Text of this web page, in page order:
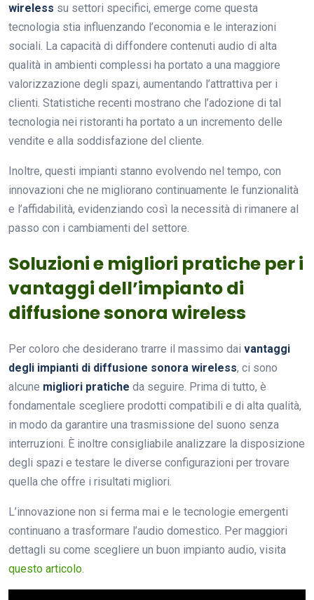
wireless su settori specifici, emerge come questa
tecnologia stia influenzando l’economia e le interazioni
sociali. La capacità di diffondere contenuti audio di alta
qualità in ambienti complessi ha portato a una maggiore
valorizzazione degli spazi, aumentando l’attrattiva per i
clienti. Statistiche recenti mostrano che l’adozione di tal
tecnologia nei ristoranti ha portato a un incremento delle
vendite e alla soddisfazione del cliente.
Inoltre, questi impianti stanno evolvendo nel tempo, con
innovazioni che ne migliorano continuamente le funzionalità
e l’affidabilità, evidenziando così la necessità di rimanere al
passo con i cambiamenti del settore.
Soluzioni e migliori pratiche per i
vantaggi dell’impianto di
diffusione sonora wireless
Per coloro che desiderano trarre il massimo dai vantaggi
degli impianti di diffusione sonora wireless, ci sono
alcune migliori pratiche da seguire. Prima di tutto, è
fondamentale scegliere prodotti compatibili e di alta qualità,
in modo da garantire una trasmissione del suono senza
interruzioni. È inoltre consigliabile analizzare la disposizione
degli spazi e testare le diverse configurazioni per trovare
quella che offre i risultati migliori.
L’innovazione non si ferma mai e le tecnologie emergenti
continuano a trasformare l’audio domestico. Per maggiori
dettagli su come scegliere un buon impianto audio, visita
questo articolo.